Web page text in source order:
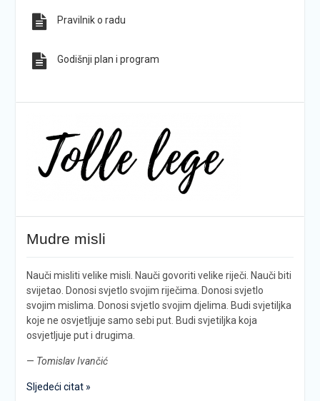
Pravilnik o radu
Godišnji plan i program
Mudre misli
Nauči misliti velike misli. Nauči govoriti velike riječi. Nauči biti
svijetao. Donosi svjetlo svojim riječima. Donosi svjetlo
svojim mislima. Donosi svjetlo svojim djelima. Budi svjetiljka
koje ne osvjetljuje samo sebi put. Budi svjetiljka koja
osvjetljuje put i drugima.
— Tomislav Ivančić
Sljedeći citat »